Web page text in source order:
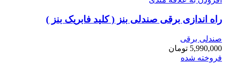
راه اندازی برقی صندلی بنز ( کلید فابریک بنز )
صندلی برقی
5,990,000 تومان
فروخته شده